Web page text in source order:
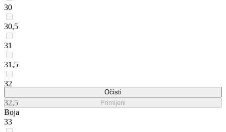
30
30,5
31
31,5
32
32,5
33
Očisti
Primijeni
Boja